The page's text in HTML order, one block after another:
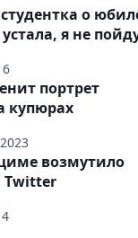
о
я не
портрет
купюрах
возмутило
Twitter